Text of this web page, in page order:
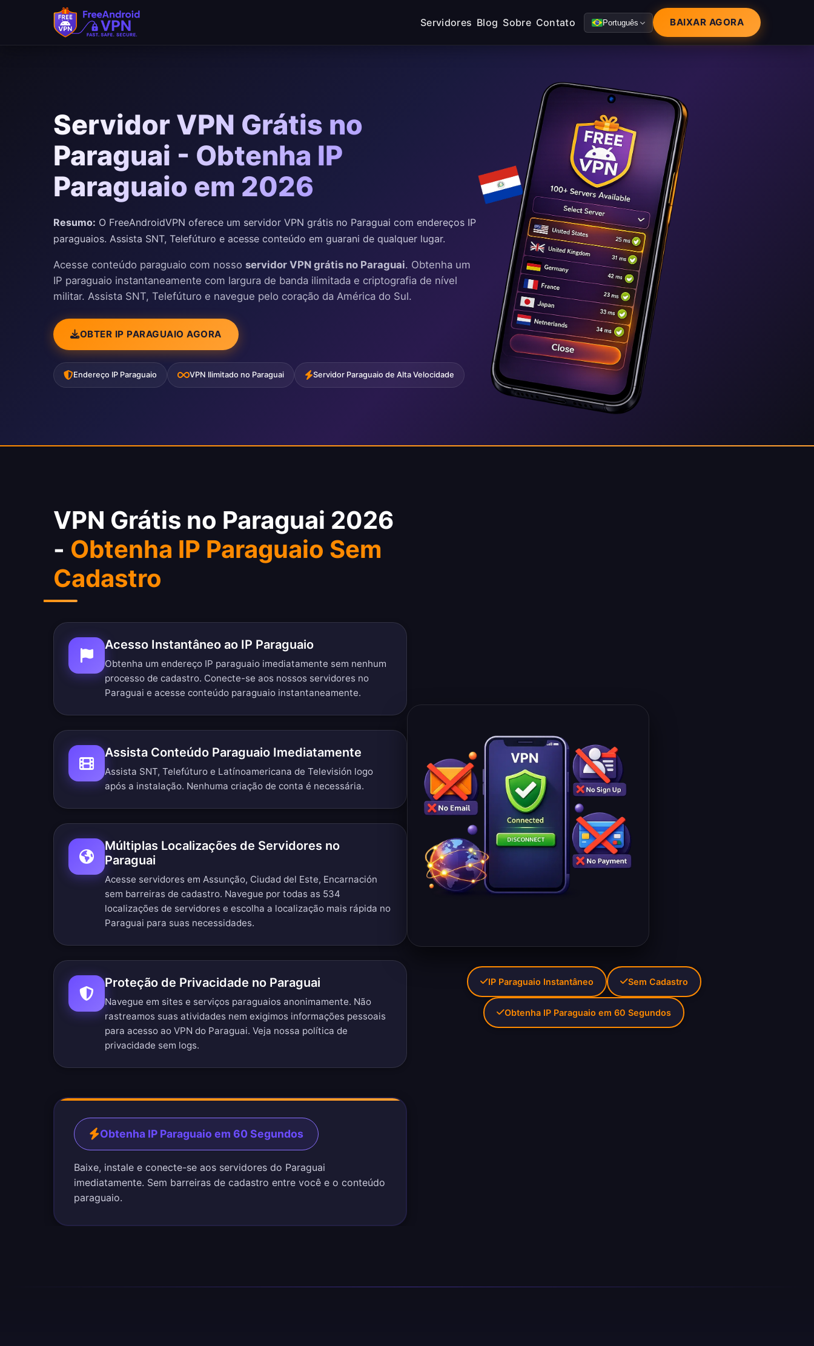
Pular para o conteúdo principal
Servidores Blog Sobre Contato Português BAIXAR AGORA
Servidor VPN Grátis no
Paraguai - Obtenha IP
Paraguaio em 2026
Resumo: O FreeAndroidVPN oferece um servidor VPN grátis no Paraguai com endereços IP
paraguaios. Assista SNT, Telefúturo e acesse conteúdo em guarani de qualquer lugar.
Acesse conteúdo paraguaio com nosso servidor VPN grátis no Paraguai. Obtenha um
IP paraguaio instantaneamente com largura de banda ilimitada e criptografia de nível
militar. Assista SNT, Telefúturo e navegue pelo coração da América do Sul.
OBTER IP PARAGUAIO AGORA
Endereço IP Paraguaio VPN Ilimitado no Paraguai Servidor Paraguaio de Alta Velocidade
VPN Grátis no Paraguai 2026
- Obtenha IP Paraguaio Sem
Cadastro
Acesso Instantâneo ao IP Paraguaio
Obtenha um endereço IP paraguaio imediatamente sem nenhum
processo de cadastro. Conecte-se aos nossos servidores no
Paraguai e acesse conteúdo paraguaio instantaneamente.
Assista Conteúdo Paraguaio Imediatamente
Assista SNT, Telefúturo e Latínoamericana de Televisión logo
após a instalação. Nenhuma criação de conta é necessária.
Múltiplas Localizações de Servidores no
Paraguai
Acesse servidores em Assunção, Ciudad del Este, Encarnación
sem barreiras de cadastro. Navegue por todas as 534
localizações de servidores e escolha a localização mais rápida no
Paraguai para suas necessidades.
Proteção de Privacidade no Paraguai
Navegue em sites e serviços paraguaios anonimamente. Não
rastreamos suas atividades nem exigimos informações pessoais
para acesso ao VPN do Paraguai. Veja nossa política de
privacidade sem logs.
Obtenha IP Paraguaio em 60 Segundos
Baixe, instale e conecte-se aos servidores do Paraguai
imediatamente. Sem barreiras de cadastro entre você e o conteúdo
paraguaio.
IP Paraguaio Instantâneo Sem Cadastro
Obtenha IP Paraguaio em 60 Segundos